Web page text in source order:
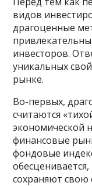
видов
драгоценные
инвесторов.
уникальных
рынке.
Во-первых,
считаются
экономической
финансовые
фондовые
сохраняют свою